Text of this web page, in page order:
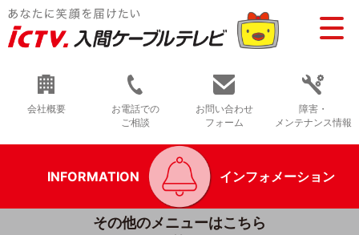
会社概要
お電話での
ご相談
お問い合わせ
フォーム
障害・
メンテナンス情報
INFORMATION インフォメーション
その他のメニューはこちら